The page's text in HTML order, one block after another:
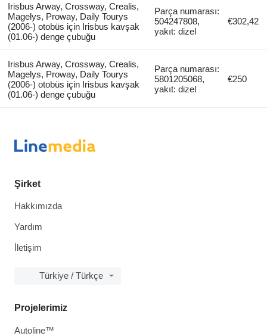
Irisbus Arway, Crossway, Crealis,
Magelys, Proway, Daily Tourys
(2006-) otobüs için Irisbus kavşak
(01.06-) denge çubuğu
Parça numarası:
504247808,
yakıt: dizel
€302,42
Irisbus Arway, Crossway, Crealis,
Magelys, Proway, Daily Tourys
(2006-) otobüs için Irisbus kavşak
(01.06-) denge çubuğu
Parça numarası:
5801205068,
yakıt: dizel
€250
Şirket
Hakkımızda
Yardım
İletişim
Türkiye / Türkçe
Projelerimiz
Autoline™